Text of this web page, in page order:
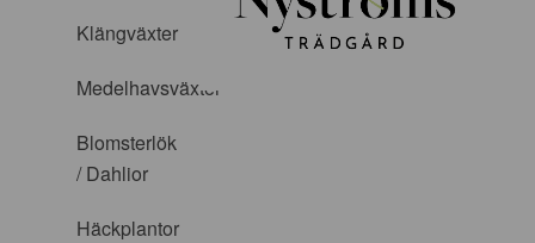
Klängväxter
Medelhavsväxter
Blomsterlök
/ Dahlior
Häckplantor